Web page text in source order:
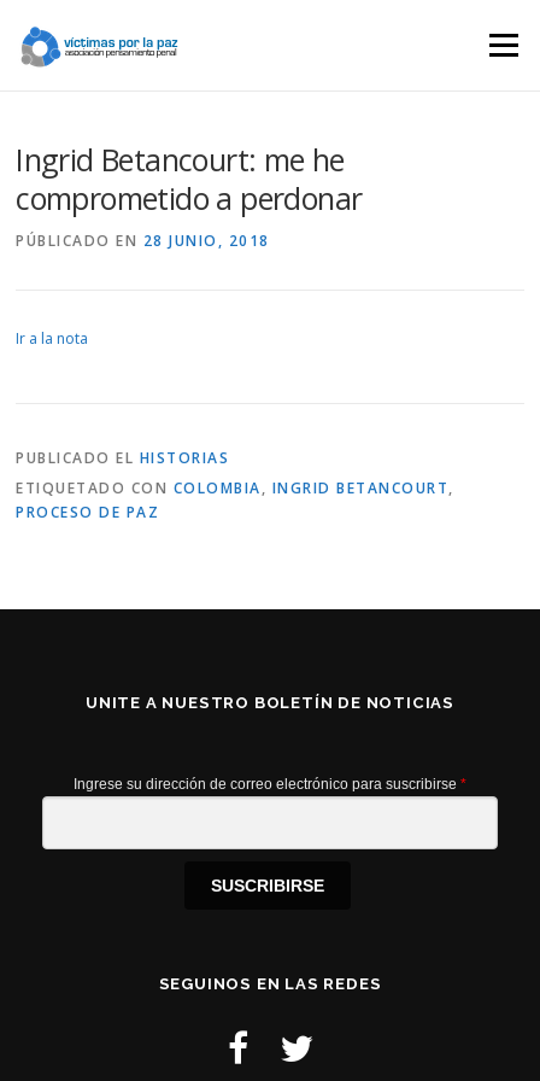
contenido
Menú
Ingrid Betancourt: me he
comprometido a perdonar
PÚBLICADO EN 28 JUNIO, 2018
Ir a la nota
PUBLICADO EL HISTORIAS
ETIQUETADO CON COLOMBIA, INGRID BETANCOURT,
PROCESO DE PAZ
UNITE A NUESTRO BOLETÍN DE NOTICIAS
Ingrese su dirección de correo electrónico para suscribirse *
SUSCRIBIRSE
SEGUINOS EN LAS REDES